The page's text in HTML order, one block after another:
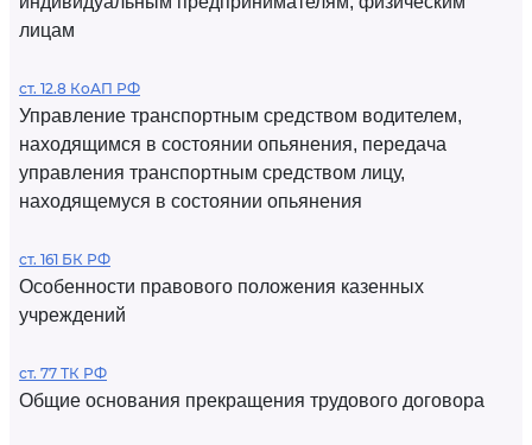
лицам
ст. 12.8 КоАП РФ
Управление транспортным средством водителем,
находящимся в состоянии опьянения, передача
управления транспортным средством лицу,
находящемуся в состоянии опьянения
ст. 161 БК РФ
Особенности правового положения казенных
учреждений
ст. 77 ТК РФ
Общие основания прекращения трудового договора